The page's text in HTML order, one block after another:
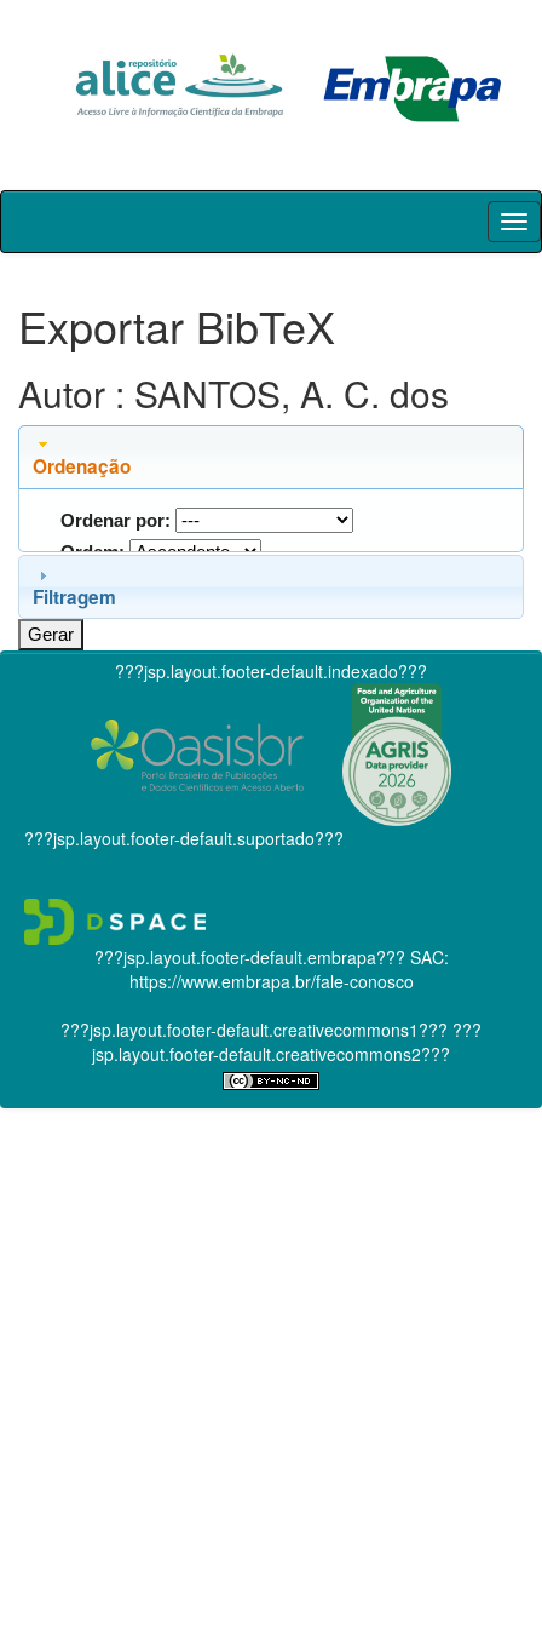
Skip
Exportar BibTeX
Autor : SANTOS, A. C. dos
Ordenação
Ordenar por:
Ordem:
Filtragem
???jsp.layout.footer-default.indexado???
???jsp.layout.footer-default.suportado???
???jsp.layout.footer-default.embrapa??? SAC:
https://www.embrapa.br/fale-conosco
???jsp.layout.footer-default.creativecommons1??? ???
jsp.layout.footer-default.creativecommons2???